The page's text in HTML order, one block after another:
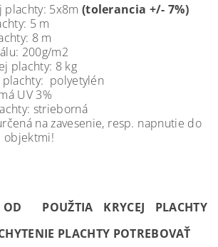
plachty: 5x8m (tolerancia +/- 7%)
5 m
8 m
200g/m2
plachty: 8 kg
polyetylén
UV 3%
strieborná
na zavesenie, resp. napnutie do
objektmi!
POUŽTIA KRYCEJ PLACHTY
PLACHTY POTREBOVAŤ